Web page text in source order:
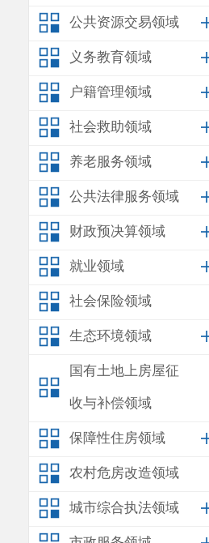
公共资源交易领域
义务教育领域
户籍管理领域
社会救助领域
养老服务领域
公共法律服务领域
财政预决算领域
就业领域
社会保险领域
生态环境领域
国有土地上房屋征
收与补偿领域
保障性住房领域
农村危房改造领域
城市综合执法领域